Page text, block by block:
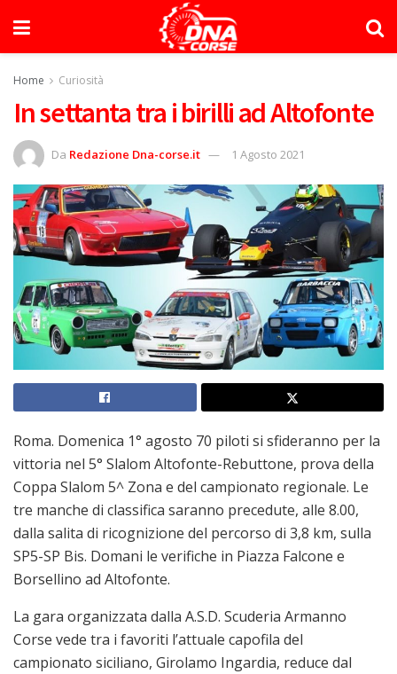
Home Curiosità
In settanta tra i birilli ad Altofonte
Da Redazione Dna-corse.it 1 Agosto 2021
Roma. Domenica 1° agosto 70 piloti si sfideranno per la
vittoria nel 5° Slalom Altofonte-Rebuttone, prova della
Coppa Slalom 5^ Zona e del campionato regionale. Le
tre manche di classifica saranno precedute, alle 8.00,
dalla salita di ricognizione del percorso di 3,8 km, sulla
SP5-SP Bis. Domani le verifiche in Piazza Falcone e
Borsellino ad Altofonte.
La gara organizzata dalla A.S.D. Scuderia Armanno
Corse vede tra i favoriti l’attuale capofila del
campionato siciliano, Girolamo Ingardia, reduce dal